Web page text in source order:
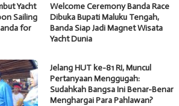
Yacht
Sailing
for
Welcome Ceremony Banda Race
Dibuka Bupati Maluku Tengah,
Banda Siap Jadi Magnet Wisata
Yacht Dunia
Jelang HUT ke-81 RI, Muncul
Pertanyaan Menggugah:
Sudahkah Bangsa Ini Benar-Benar
Menghargai Para Pahlawan?